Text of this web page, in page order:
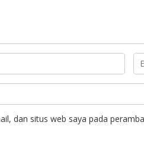
dan situs web saya pada